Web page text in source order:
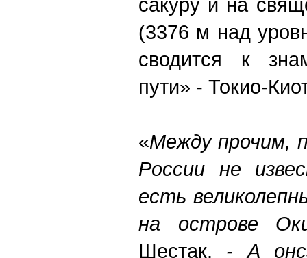
(3376 м над
сводится к
пути» - Токио-
«Между прочим,
России не
есть
на острове
Шестак. - А